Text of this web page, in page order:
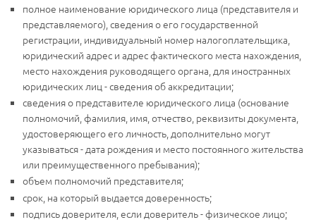
полное наименование юридического лица (представителя и
представляемого), сведения о его государственной
регистрации, индивидуальный номер налогоплательщика,
юридический адрес и адрес фактического места нахождения,
место нахождения руководящего органа, для иностранных
юридических лиц - сведения об аккредитации;
сведения о представителе юридического лица (основание
полномочий, фамилия, имя, отчество, реквизиты документа,
удостоверяющего его личность, дополнительно могут
указываться - дата рождения и место постоянного жительства
или преимущественного пребывания);
объем полномочий представителя;
срок, на который выдается доверенность;
подпись доверителя, если доверитель - физическое лицо;